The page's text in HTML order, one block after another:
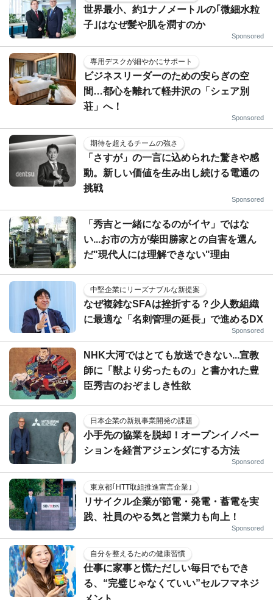
世界最小、約1ナノメートルの｢微細水粒
子｣はなぜ髪や肌を潤すのか
Sponsored
専用デスクが細やかにサポート
ビジネスリーダーのための安らぎの空
間…都心を離れて軽井沢の「シェア別
荘」へ！
Sponsored
期待を超えるチームの強さ
「さすが」の一言に込められた驚きや感
動。新しい価値を生み出し続ける電通の
挑戦
Sponsored
「秀吉と一緒になるのがイヤ」ではな
い...お市の方が柴田勝家との自害を選ん
だ"現代人には理解できない"理由
中堅企業にリーズナブルな新提案
なぜ複雑なSFAは挫折する？少人数組織
に最適な「名刺管理の延長」で進めるDX
Sponsored
NHK大河ではとても放送できない...宣教
師に「獣より劣ったもの」と書かれた豊
臣秀吉のおぞましき性欲
日本企業の新規事業開発の課題
小手先の協業を脱却！オープンイノベー
ションを経営アジェンダにする方法
Sponsored
東京都｢HTT取組推進宣言企業｣
リサイクル企業が節電・発電・蓄電を実
践、社員のやる気と営業力も向上！
Sponsored
自分を整えるための健康習慣
仕事に家事と慌ただしい毎日でもでき
る、“完璧じゃなくていい”セルフマネジ